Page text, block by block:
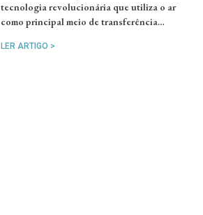
tecnologia revolucionária que utiliza o ar
como principal meio de transferência…
LER ARTIGO >